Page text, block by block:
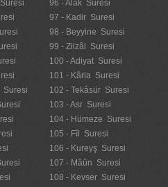
Suresi
96 - Alak Suresi
97 - Kadir Suresi
98 - Beyyine Suresi
99 - Zilzâl Suresi
100 - Adiyat Suresi
101 - Kâria Suresi
102 - Tekâsür Suresi
103 - Asr Suresi
104 - Hümeze Suresi
105 - Fîl Suresi
106 - Kureyş Suresi
107 - Mâûn Suresi
108 - Kevser Suresi